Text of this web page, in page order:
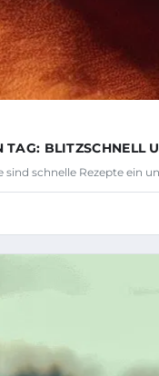
TAG: BLITZSCHNELL
schnelle Rezepte ein